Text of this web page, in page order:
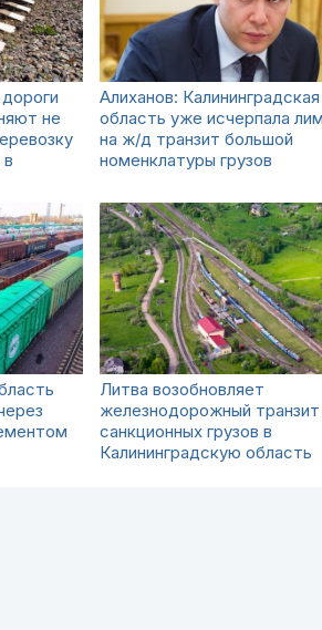
не
Алиханов: Калининградская
область уже исчерпала
на ж/д транзит большой
номенклатуры грузов
Литва возобновляет
железнодорожный транзит
санкционных грузов в
Калининградскую область